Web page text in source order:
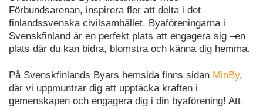
Förbundsarenan, inspirera fler att delta i det
finlandssvenska civilsamhället. Byaföreningarna i
Svenskfinland är en perfekt plats att engagera sig –en
plats där du kan bidra, blomstra och känna dig hemma.
På Svenskfinlands Byars hemsida finns sidan MinBy,
där vi uppmuntrar dig att upptäcka kraften i
gemenskapen och engagera dig i din byaförening! Att